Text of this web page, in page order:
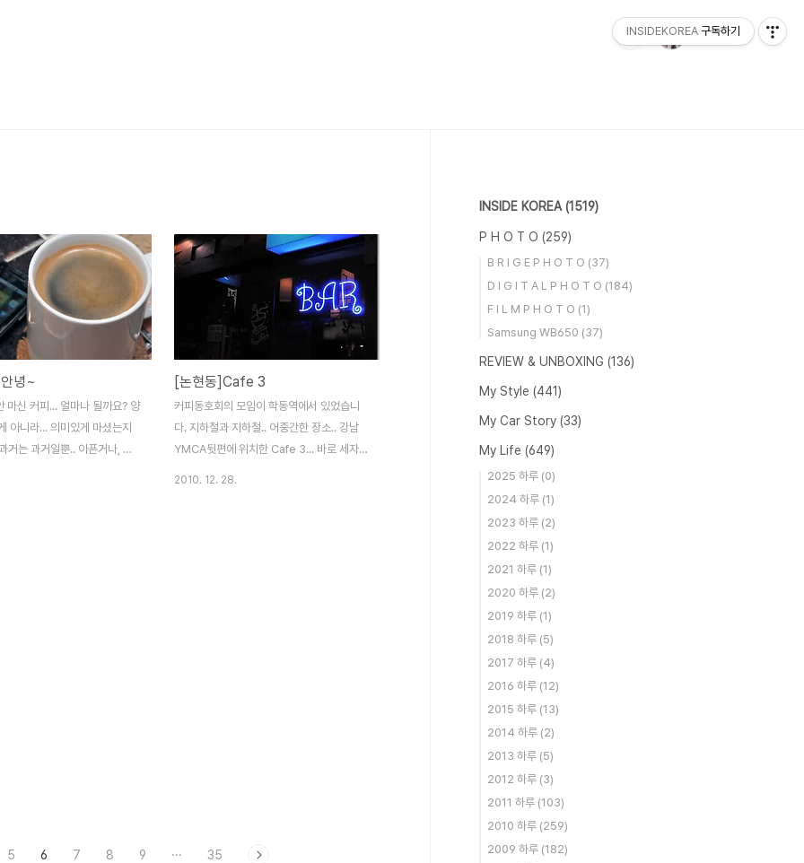
녕~
마신 커피... 얼마나 될까요? 양
아니라... 의미있게 마셨는지
거는 과거일뿐.. 아픈거나, 슬
[논현동]Cafe 3
커피동호회의 모임이 학동역에서 있었습니
다. 지하철과 지하철.. 어중간한 장소.. 강남
YMCA뒷편에 위치한 Cafe 3... 바로 세자매
2010. 12. 28.
5 6 7 8 9 ··· 35
INSIDE KOREA (1519)
P H O T O (259)
B R I G E P H O T O (37)
D I G I T A L P H O T O (184)
F I L M P H O T O (1)
Samsung WB650 (37)
REVIEW & UNBOXING (136)
My Style (441)
My Car Story (33)
My Life (649)
2025 하루 (0)
2024 하루 (1)
2023 하루 (2)
2022 하루 (1)
2021 하루 (1)
2020 하루 (2)
2019 하루 (1)
2018 하루 (5)
2017 하루 (4)
2016 하루 (12)
2015 하루 (13)
2014 하루 (2)
2013 하루 (5)
2012 하루 (3)
2011 하루 (103)
2010 하루 (259)
2009 하루 (182)
INSIDEKOREA 구독하기